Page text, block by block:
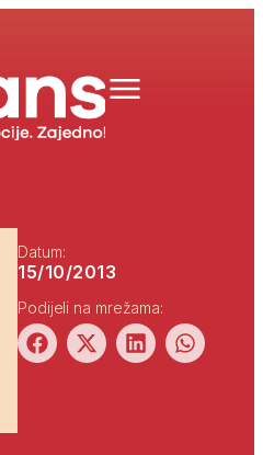
Datum:
15/10/2013
Podijeli na mrežama: